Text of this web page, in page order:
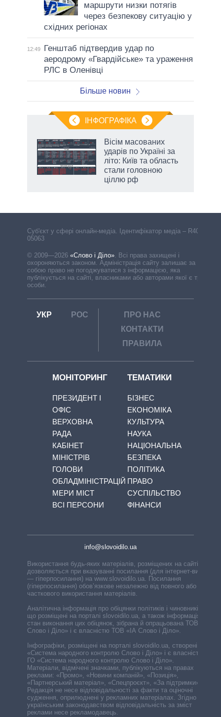
маршрути низки потягів
через безпекову ситуацію у
східних регіонах
12:49
Генштаб підтвердив удар по
аеродрому «Гвардійське» та ураження
РЛС в Оленівці
Більше новин
ІНФОГРАФІКА
Вісім масованих
ударів по Україні за
літо: Київ та область
стали головною
ціллю рф
Cуб'єкт у сфері онлайн-медіа. Ідентифікатор медіа – R40-
05063
© 2009—2026 «Слово і Діло». Всі права захищені і
охороняються законом. Адміністрація сайту залишає за
собою право не погоджуватися з інформацією, яка
публікується на сайті, власниками або авторами якої є треті
особи.
УКР РОС
ПРО НАС
КОНТАКТИ
ПРАВИЛА
МОНІТОРИНГ
ПРЕЗИДЕНТ І
ОФІС
ВЕРХОВНА
РАДА
КАБІНЕТ
МІНІСТРІВ
ГОЛОВИ
ОБЛАДМІНІСТРАЦІЙ
МЕРИ МІСТ
ВСІ ПЕРСОНИ
ТЕМАТИКИ
БІЗНЕС
ЕКОНОМІКА
КУЛЬТУРА
НАУКА
НАЦІОНАЛЬНА
БЕЗПЕКА
ПОЛІТИКА
ПРАВО
СУСПІЛЬСТВО
ФІНАНСИ
info@slovoidilo.ua
Використання будь-яких матеріалів, розміщених на сайті,
дозволяється при вказуванні посилання (для інтернет-видань
— гіперпосилання) на www.slovoidilo.ua. Посилання
(гіперпосилання) обов’язкове незалежно від повного або
часткового використання матеріалів.
Аналітична інформація про обіцянки політиків і чиновників,
що розміщені на порталі slovoidilo.ua, а також інформація про
стан виконання цих обіцянок, зібрана й опрацьована ТОВ «ІА
Слово і Діло» і є власністю ТОВ «ІА Слово і Діло».
Інфографіки, розміщені на порталі slovoidilo.ua, створені ГО
«Система народного контролю Слово і Діло» і є власністю
ГО «Система народного контролю Слово і Діло».
Матеріали, відмічені значками, публікуються на правах
реклами: «Промо», «Новини компаній», «Позиція»,
«Партнерський матеріал», «Спецпроєкт», «За підтримки».
Редакція не несе відповідальності за факти та оціночні
судження, оприлюднені у рекламних матеріалах. Згідно з
українським законодавством відповідальність за зміст
реклами несе рекламодавець.